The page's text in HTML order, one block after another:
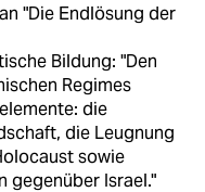
"Die Endlösung der
Bildung: "Den
Regimes
die
die Leugnung
sowie
gegenüber Israel."